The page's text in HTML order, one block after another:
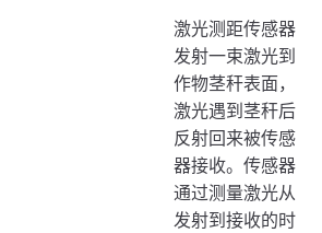
激光测距传感器
发射一束激光到
作物茎秆表面，
激光遇到茎秆后
反射回来被传感
器接收。传感器
通过测量激光从
发射到接收的时